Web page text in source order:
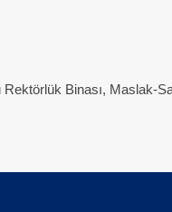
Binası, Maslak-